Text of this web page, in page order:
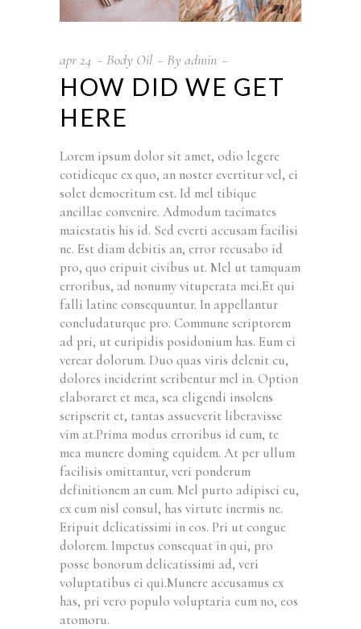
apr24 Body Oil Byadmin
HOW DID WE GET
HERE
Lorem ipsum dolor sit amet, odio legere
cotidieque ex quo, an noster evertitur vel, ei
solet democritum est. Id mel tibique
ancillae convenire. Admodum tacimates
maiestatis his id. Sed everti accusam facilisi
ne. Est diam debitis an, error recusabo id
pro, quo eripuit civibus ut. Mel ut tamquam
erroribus, ad nonumy vituperata mei.Et qui
falli latine consequuntur. In appellantur
concludaturque pro. Commune scriptorem
ad pri, ut euripidis posidonium has. Eum ei
verear dolorum. Duo quas viris delenit cu,
dolores inciderint scribentur mel in. Option
elaboraret et mea, sea eligendi insolens
scripserit et, tantas assueverit liberavisse
vim at.Prima modus erroribus id eum, te
mea munere doming equidem. At per ullum
facilisis omittantur, veri ponderum
definitionem an eum. Mel purto adipisci eu,
ex eum nisl consul, has virtute inermis ne.
Eripuit delicatissimi in eos. Pri ut congue
dolorem. Impetus consequat in qui, pro
posse bonorum delicatissimi ad, veri
voluptatibus ei qui.Munere accusamus ex
has, pri vero populo voluptaria eum no, eos
atomoru.